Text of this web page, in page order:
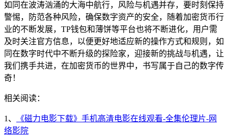
如同在波涛汹涌的大海中航行，风险与机遇并存，要时刻保持
警惕，防范各种风险，确保数字资产的安全，随着加密货币行
业的不断发展，TP钱包和薄饼等平台也将不断进化，用户需
及时关注官方信息，以便更好地适应新的操作方式和规则，如
同在数字时代中不断升级的探险家，迎接新的挑战与机遇，让
我们携手共进，在加密货币的世界中，书写属于自己的数字传
奇！
相关阅读：
1、
《磁力电影下载》手机高清电影在线观看-全集伦理片-网
络影院